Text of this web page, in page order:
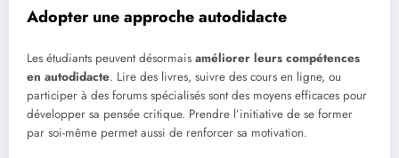
Adopter une approche autodidacte
Les étudiants peuvent désormais améliorer leurs compétences
en autodidacte. Lire des livres, suivre des cours en ligne, ou
participer à des forums spécialisés sont des moyens efficaces pour
développer sa pensée critique. Prendre l’initiative de se former
par soi-même permet aussi de renforcer sa motivation.